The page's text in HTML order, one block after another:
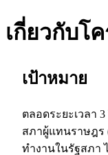
เกี่ยวกับโ
เป้าหมาย
ตลอดระยะเวลา
สภาผู้แทนราษฎร
ทำงานในรัฐสภา